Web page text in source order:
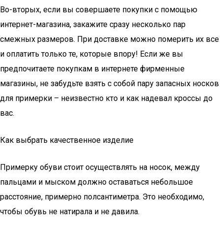
Во-вторых, если вы совершаете покупки с помощью
интернет-магазина, закажите сразу несколько пар
смежных размеров. При доставке можно померить их все
и оплатить только те, которые впору! Если же вы
предпочитаете покупкам в интернете фирменные
магазины, не забудьте взять с собой пару запасных носков
для примерки – неизвестно кто и как надевал кроссы до
вас.
Как выбрать качественное изделие
Примерку обуви стоит осуществлять на носок, между
пальцами и мыском должно оставаться небольшое
расстояние, примерно полсантиметра. Это необходимо,
чтобы обувь не натирала и не давила.